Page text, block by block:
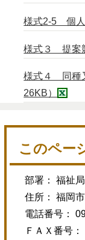
様式2-5 個人
様式３ 提案
様式４ 同種
26KB）
このペー
部署： 福祉
住所： 福岡
電話番号：
ＦＡＸ番号